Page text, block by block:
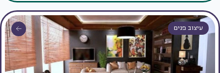
עיצוב פנים